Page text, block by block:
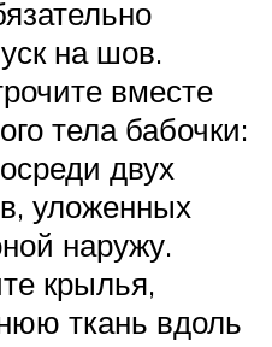
на шов.
вместе
тела бабочки:
двух
уложенных
наружу.
крылья,
ткань вдоль